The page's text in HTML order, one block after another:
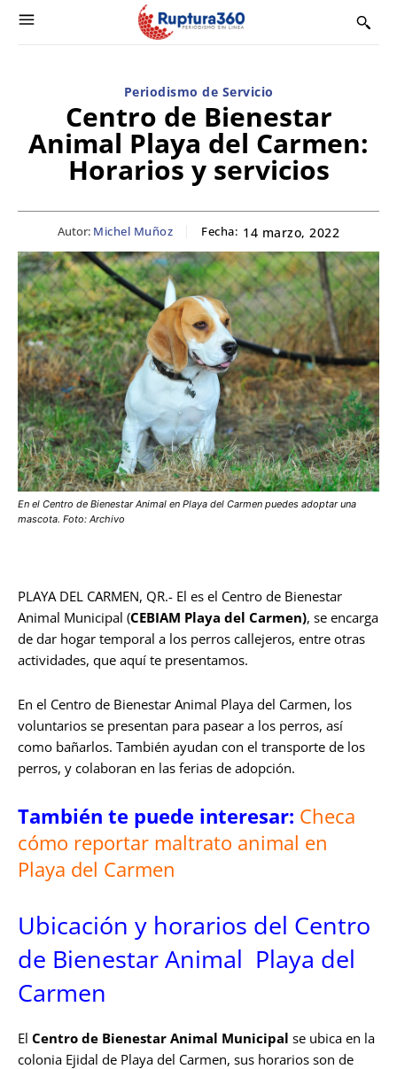
Periodismo de Servicio
Centro de Bienestar
Animal Playa del Carmen:
Horarios y servicios
Autor: Michel Muñoz Fecha: 14 marzo, 2022
En el Centro de Bienestar Animal en Playa del Carmen puedes adoptar una
mascota. Foto: Archivo
PLAYA DEL CARMEN, QR.- El es el Centro de Bienestar
Animal Municipal (CEBIAM Playa del Carmen), se encarga
de dar hogar temporal a los perros callejeros, entre otras
actividades, que aquí te presentamos.
En el Centro de Bienestar Animal Playa del Carmen, los
voluntarios se presentan para pasear a los perros, así
como bañarlos. También ayudan con el transporte de los
perros, y colaboran en las ferias de adopción.
También te puede interesar: Checa
cómo reportar maltrato animal en
Playa del Carmen
Ubicación y horarios del Centro
de Bienestar Animal Playa del
Carmen
El Centro de Bienestar Animal Municipal se ubica en la
colonia Ejidal de Playa del Carmen, sus horarios son de